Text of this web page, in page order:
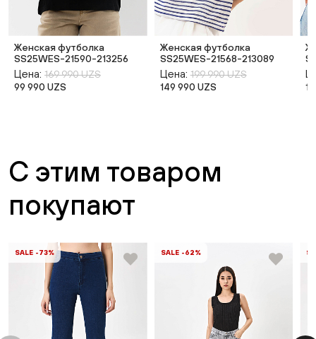
Женская футболка
SS25WES-21590-213256
Цена: 169 990 UZS
99 990 UZS
Женская футболка
SS25WES-21568-213089
Цена: 199 990 UZS
149 990 UZS
С этим товаром
покупают
SALE -73% SALE -62%